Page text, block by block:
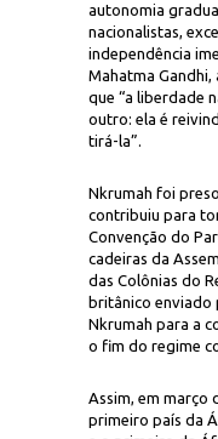
autonomia
nacionalistas,
independência
Mahatma
que “a liberdade
outro: ela é
tirá-la”.
Nkrumah foi
contribuiu para
Convenção do
cadeiras da
das Colônias do
britânico enviado
Nkrumah para a
o fim do regime
Assim, em março
primeiro país da